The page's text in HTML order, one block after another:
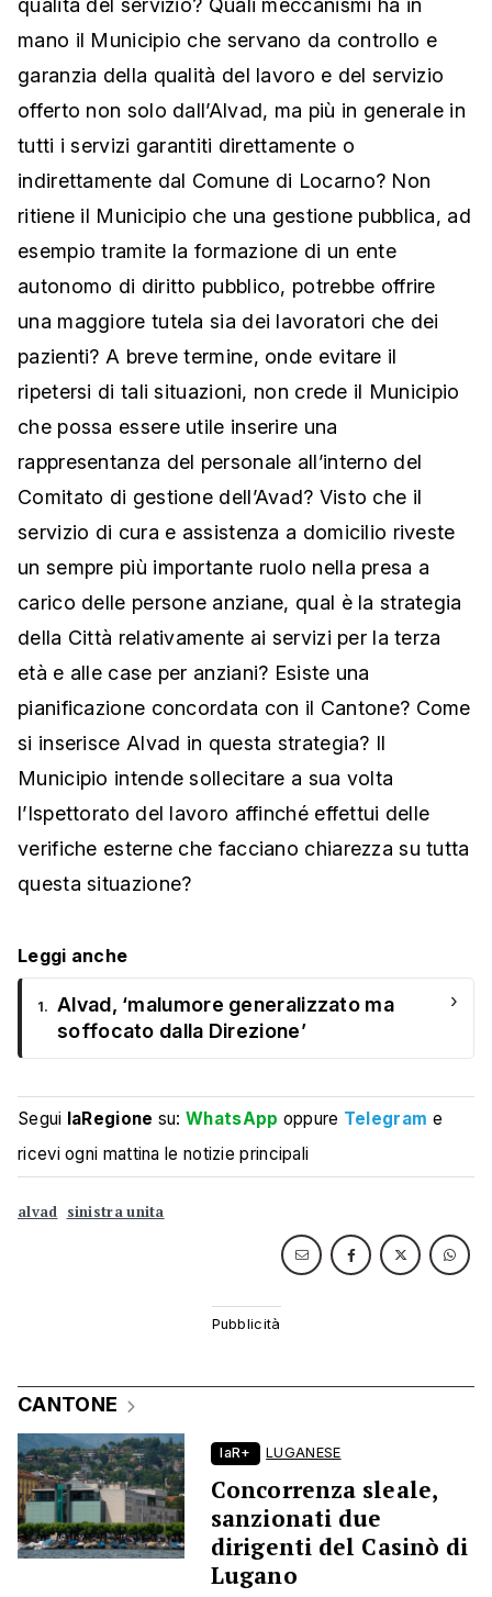
qualità del servizio? Quali meccanismi ha in
mano il Municipio che servano da controllo e
garanzia della qualità del lavoro e del servizio
offerto non solo dall’Alvad, ma più in generale in
tutti i servizi garantiti direttamente o
indirettamente dal Comune di Locarno? Non
ritiene il Municipio che una gestione pubblica, ad
esempio tramite la formazione di un ente
autonomo di diritto pubblico, potrebbe offrire
una maggiore tutela sia dei lavoratori che dei
pazienti? A breve termine, onde evitare il
ripetersi di tali situazioni, non crede il Municipio
che possa essere utile inserire una
rappresentanza del personale all’interno del
Comitato di gestione dell’Avad? Visto che il
servizio di cura e assistenza a domicilio riveste
un sempre più importante ruolo nella presa a
carico delle persone anziane, qual è la strategia
della Città relativamente ai servizi per la terza
età e alle case per anziani? Esiste una
pianificazione concordata con il Cantone? Come
si inserisce Alvad in questa strategia? Il
Municipio intende sollecitare a sua volta
l’Ispettorato del lavoro affinché effettui delle
verifiche esterne che facciano chiarezza su tutta
questa situazione?
Leggi anche
1. Alvad, ‘malumore generalizzato ma
soffocato dalla Direzione’
›
Segui laRegione su:WhatsApp oppure Telegram e
ricevi ogni mattina le notizie principali
alvad sinistra unita
CANTONE
laR+ LUGANESE
Concorrenza sleale,
sanzionati due
dirigenti del Casinò di
Lugano